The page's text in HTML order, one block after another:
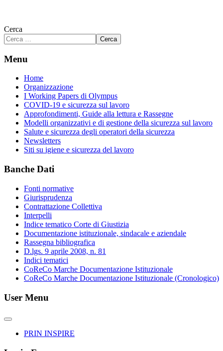
Cerca
Cerca
Menu
Home
Organizzazione
I Working Papers di Olympus
COVID-19 e sicurezza sul lavoro
Approfondimenti, Guide alla lettura e Rassegne
Modelli organizzativi e di gestione della sicurezza sul lavoro
Salute e sicurezza degli operatori della sicurezza
Newsletters
Siti su igiene e sicurezza del lavoro
Banche Dati
Fonti normative
Giurisprudenza
Contrattazione Collettiva
Interpelli
Indice tematico Corte di Giustizia
Documentazione istituzionale, sindacale e aziendale
Rassegna bibliografica
D.lgs. 9 aprile 2008, n. 81
Indici tematici
CoReCo Marche Documentazione Istituzionale
CoReCo Marche Documentazione Istituzionale (Cronologico)
User Menu
PRIN INSPIRE